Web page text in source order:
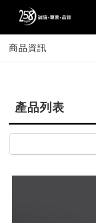
商品資訊
產品列表